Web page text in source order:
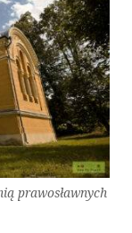
prawosławnych